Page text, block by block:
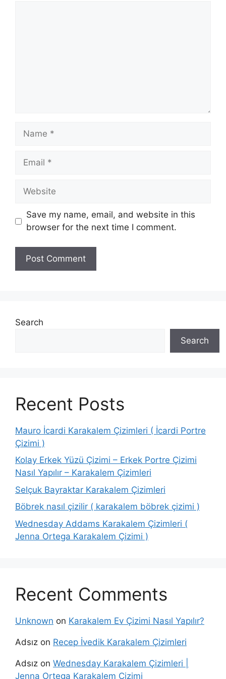
Name
Email
Website
Save my name, email, and website in this
browser for the next time I comment.
Search
Search
Recent Posts
Mauro İcardi Karakalem Çizimleri ( İcardi Portre
Çizimi )
Kolay Erkek Yüzü Çizimi – Erkek Portre Çizimi
Nasıl Yapılır – Karakalem Çizimleri
Selçuk Bayraktar Karakalem Çizimleri
Böbrek nasıl çizilir ( karakalem böbrek çizimi )
Wednesday Addams Karakalem Çizimleri (
Jenna Ortega Karakalem Çizimi )
Recent Comments
Unknown on Karakalem Ev Çizimi Nasıl Yapılır?
Adsız on Recep İvedik Karakalem Çizimleri
Adsız on Wednesday Karakalem Çizimleri |
Jenna Ortega Karakalem Çizimi